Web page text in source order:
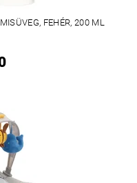
FEHÉR, 200 ML